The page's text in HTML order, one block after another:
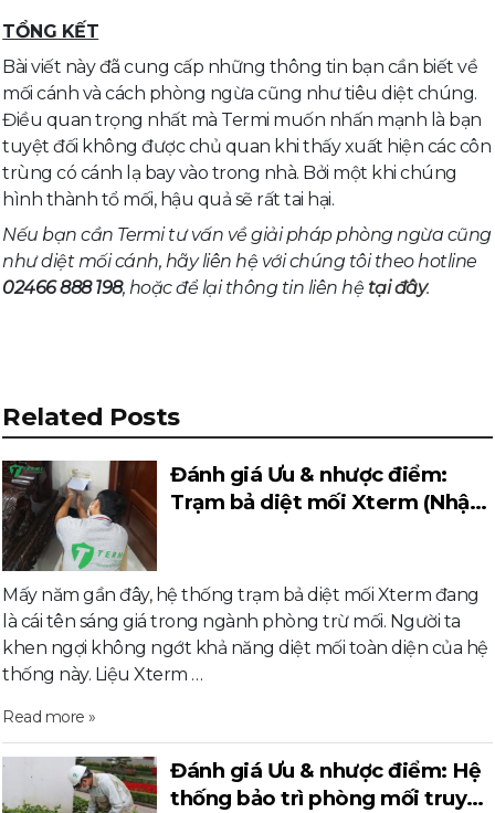
TỔNG KẾT
Bài viết này đã cung cấp những thông tin bạn cần biết về
mối cánh và cách phòng ngừa cũng như tiêu diệt chúng.
Điều quan trọng nhất mà Termi muốn nhấn mạnh là bạn
tuyệt đối không được chủ quan khi thấy xuất hiện các côn
trùng có cánh lạ bay vào trong nhà. Bởi một khi chúng
hình thành tổ mối, hậu quả sẽ rất tai hại.
Nếu bạn cần Termi tư vấn về giải pháp phòng ngừa cũng
như diệt mối cánh, hãy liên hệ với chúng tôi theo hotline
02466 888 198, hoặc để lại thông tin liên hệ tại đây.
Related Posts
Đánh giá Ưu & nhược điểm:
Trạm bả diệt mối Xterm (Nhật
Mấy năm gần đây, hệ thống trạm bả diệt mối Xterm đang
là cái tên sáng giá trong ngành phòng trừ mối. Người ta
khen ngợi không ngớt khả năng diệt mối toàn diện của hệ
thống này. Liệu Xterm …
Read more »
Đánh giá Ưu & nhược điểm: Hệ
thống bảo trì phòng mối truyền